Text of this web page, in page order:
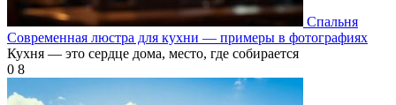
Спальня
Современная люстра для кухни — примеры в фотографиях
Кухня — это сердце дома, место, где собирается
0 8